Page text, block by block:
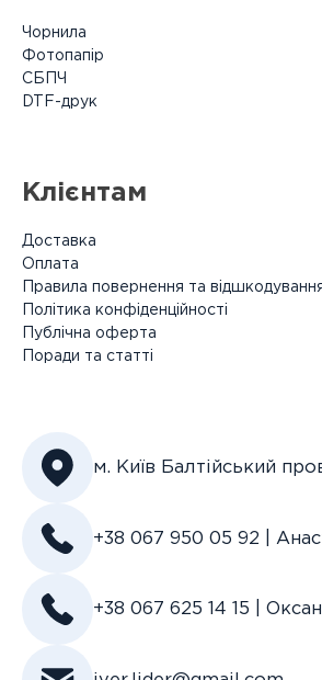
Чорнила
Фотопапір
СБПЧ
DTF-друк
Клієнтам
Доставка
Оплата
Правила повернення та
Політика конфіденційності
Публічна оферта
Поради та статті
м. Київ Балтійський
+38 067 950 05 92 |
+38 067 625 14 15 |